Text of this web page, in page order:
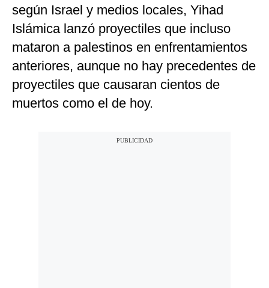
según Israel y medios locales, Yihad
Islámica lanzó proyectiles que incluso
mataron a palestinos en enfrentamientos
anteriores, aunque no hay precedentes de
proyectiles que causaran cientos de
muertos como el de hoy.